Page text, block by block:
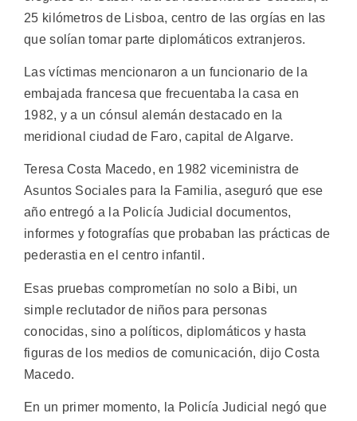
25 kilómetros de Lisboa, centro de las orgías en las
que solían tomar parte diplomáticos extranjeros.
Las víctimas mencionaron a un funcionario de la
embajada francesa que frecuentaba la casa en
1982, y a un cónsul alemán destacado en la
meridional ciudad de Faro, capital de Algarve.
Teresa Costa Macedo, en 1982 viceministra de
Asuntos Sociales para la Familia, aseguró que ese
año entregó a la Policía Judicial documentos,
informes y fotografías que probaban las prácticas de
pederastia en el centro infantil.
Esas pruebas comprometían no solo a Bibi, un
simple reclutador de niños para personas
conocidas, sino a políticos, diplomáticos y hasta
figuras de los medios de comunicación, dijo Costa
Macedo.
En un primer momento, la Policía Judicial negó que